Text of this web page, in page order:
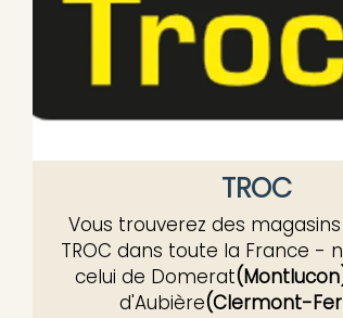
TROC
Vous trouverez des
TROC dans toute la France -
celui de Domerat
d'Aubière(Clermont-